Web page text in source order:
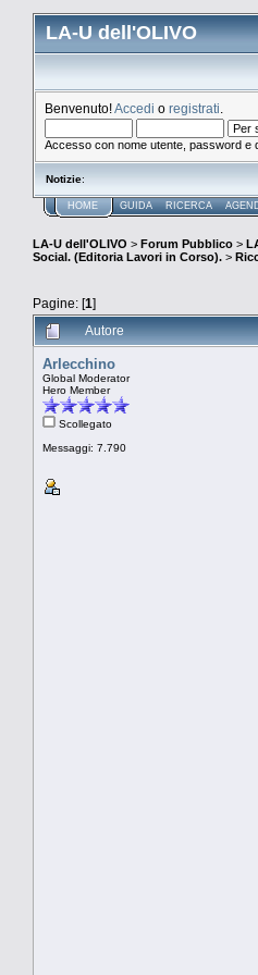
LA-U dell'OLIVO
Benvenuto!Accedi o registrati
Accesso con nome utente, password e
Notizie:
HOME GUIDA RICERCA
LA-U dell'OLIVO > Forum Pubblico >
Social. (Editoria Lavori in Corso). >
Pagine: [1]
Autore
Arlecchino
Global Moderator
Hero Member
Scollegato
Messaggi: 7.790